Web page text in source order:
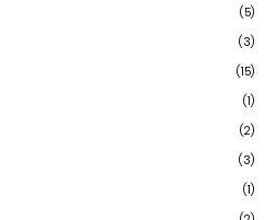
(5)
(3)
(15)
(1)
(2)
(3)
(1)